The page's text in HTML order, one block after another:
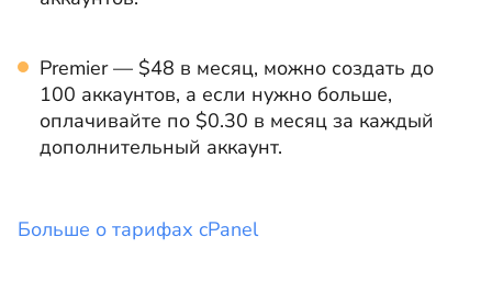
Premier — $48 в месяц, можно создать до
100 аккаунтов, а если нужно больше,
оплачивайте по $0.30 в месяц за каждый
дополнительный аккаунт.
Больше о тарифах cPanel